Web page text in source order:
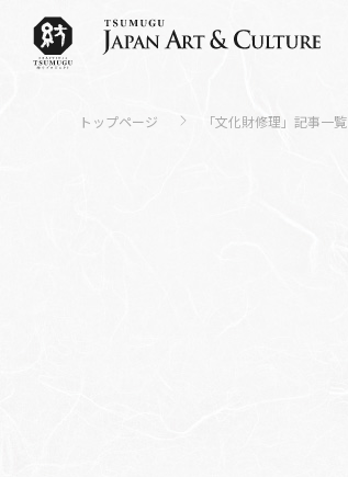
トップページ 「文化財修理」記事一覧